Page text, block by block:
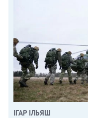
ІГАР ІЛЬЯШ